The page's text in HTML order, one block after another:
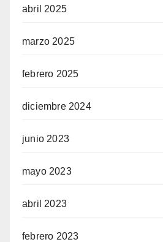
abril 2025
marzo 2025
febrero 2025
diciembre 2024
junio 2023
mayo 2023
abril 2023
febrero 2023